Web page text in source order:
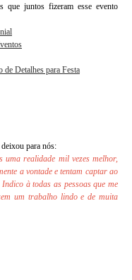
que juntos fizeram esse evento
de Detalhes para Festa
para nós:
realidade mil vezes melhor,
a vontade e tentam captar ao
à todas as pessoas que me
um trabalho lindo e de muita